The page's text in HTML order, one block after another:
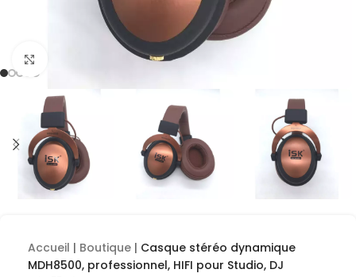
Cliquez pour agrandir
Accueil | Boutique | Casque stéréo dynamique
MDH8500, professionnel, HIFI pour Studio, DJ